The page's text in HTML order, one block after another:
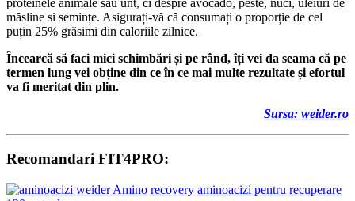
proteinele animale sau unt, ci despre avocado, peste, nuci, uleiuri de
măsline si semințe. Asigurați-vă că consumați o proporție de cel
puțin 25% grăsimi din caloriile zilnice.
Încearcă să faci mici schimbări și pe rând, îți vei da seama că pe
termen lung vei obține din ce în ce mai multe rezultate și efortul
va fi meritat din plin.
Sursa: weider.ro
Recomandari FIT4PRO: